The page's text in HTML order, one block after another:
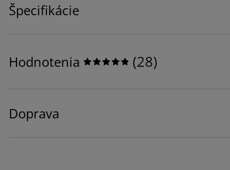
Špecifikácie
Hodnotenia (28)
Doprava